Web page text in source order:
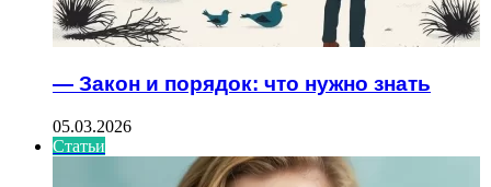
— Закон и порядок: что нужно знать
05.03.2026
Статьи